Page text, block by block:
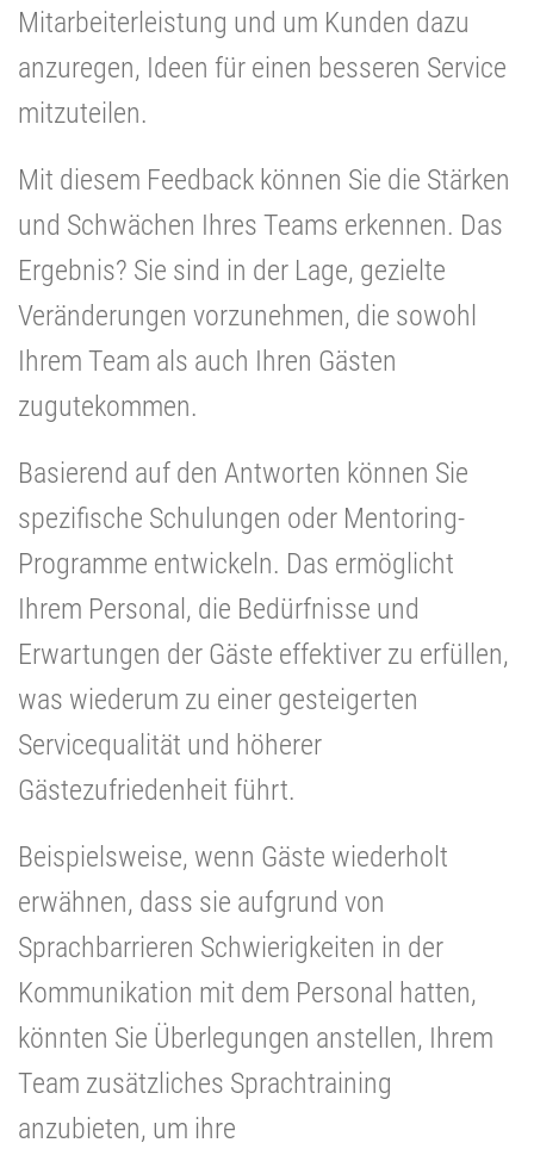
Mitarbeiterleistung und um Kunden dazu
anzuregen, Ideen für einen besseren Service
mitzuteilen.
Mit diesem Feedback können Sie die Stärken
und Schwächen Ihres Teams erkennen. Das
Ergebnis? Sie sind in der Lage, gezielte
Veränderungen vorzunehmen, die sowohl
Ihrem Team als auch Ihren Gästen
zugutekommen.
Basierend auf den Antworten können Sie
spezifische Schulungen oder Mentoring-
Programme entwickeln. Das ermöglicht
Ihrem Personal, die Bedürfnisse und
Erwartungen der Gäste effektiver zu erfüllen,
was wiederum zu einer gesteigerten
Servicequalität und höherer
Gästezufriedenheit führt.
Beispielsweise, wenn Gäste wiederholt
erwähnen, dass sie aufgrund von
Sprachbarrieren Schwierigkeiten in der
Kommunikation mit dem Personal hatten,
könnten Sie Überlegungen anstellen, Ihrem
Team zusätzliches Sprachtraining
anzubieten, um ihre